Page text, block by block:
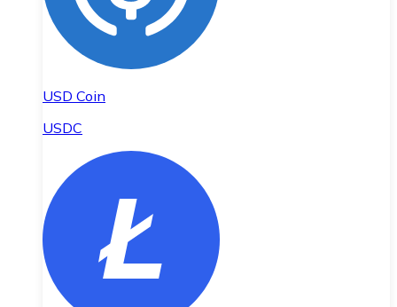
USD Coin
USDC